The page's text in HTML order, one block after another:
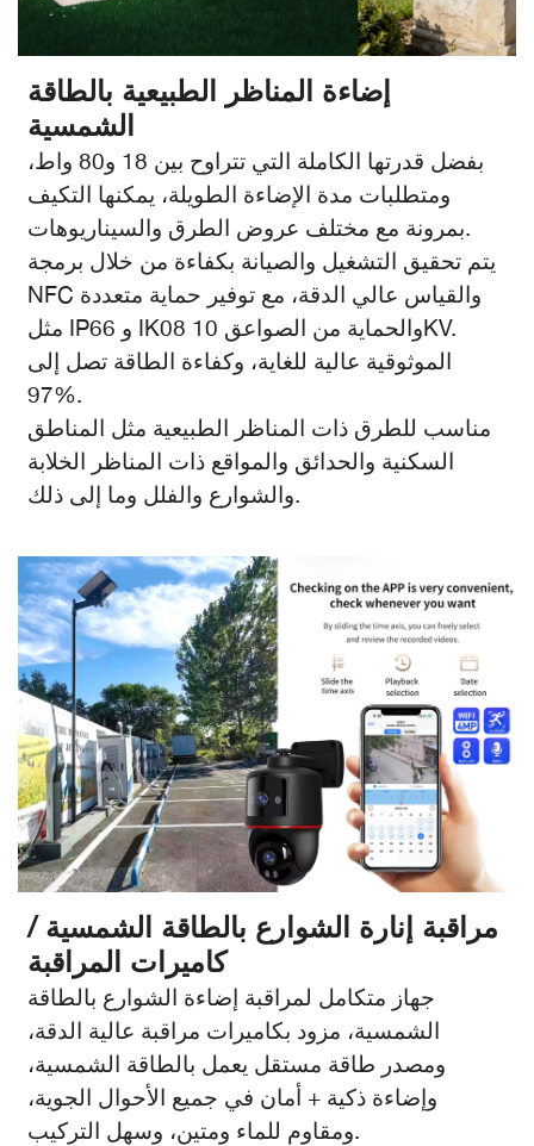
إضاءة المناظر الطبيعية بالطاقة
الشمسية
بفضل قدرتها الكاملة التي تتراوح بين 18 و80 واط،
ومتطلبات مدة الإضاءة الطويلة، يمكنها التكيف
بمرونة مع مختلف عروض الطرق والسيناريوهات.
يتم تحقيق التشغيل والصيانة بكفاءة من خلال برمجة
NFC والقياس عالي الدقة، مع توفير حماية متعددة
مثل IP66 و IK08 والحماية من الصواعق 10KV.
الموثوقية عالية للغاية، وكفاءة الطاقة تصل إلى
97%.
مناسب للطرق ذات المناظر الطبيعية مثل المناطق
السكنية والحدائق والمواقع ذات المناظر الخلابة
والشوارع والفلل وما إلى ذلك.
مراقبة إنارة الشوارع بالطاقة الشمسية /
كاميرات المراقبة
جهاز متكامل لمراقبة إضاءة الشوارع بالطاقة
الشمسية، مزود بكاميرات مراقبة عالية الدقة،
ومصدر طاقة مستقل يعمل بالطاقة الشمسية،
وإضاءة ذكية + أمان في جميع الأحوال الجوية،
ومقاوم للماء ومتين، وسهل التركيب.